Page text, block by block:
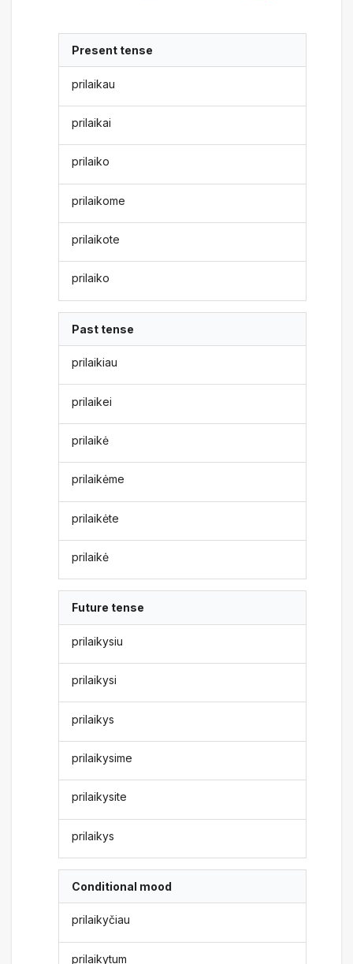
Present tense
prilaikau
prilaikai
prilaiko
prilaikome
prilaikote
prilaiko
Past tense
prilaikiau
prilaikei
prilaikė
prilaikėme
prilaikėte
prilaikė
Future tense
prilaikysiu
prilaikysi
prilaikys
prilaikysime
prilaikysite
prilaikys
Conditional mood
prilaikyčiau
prilaikytum